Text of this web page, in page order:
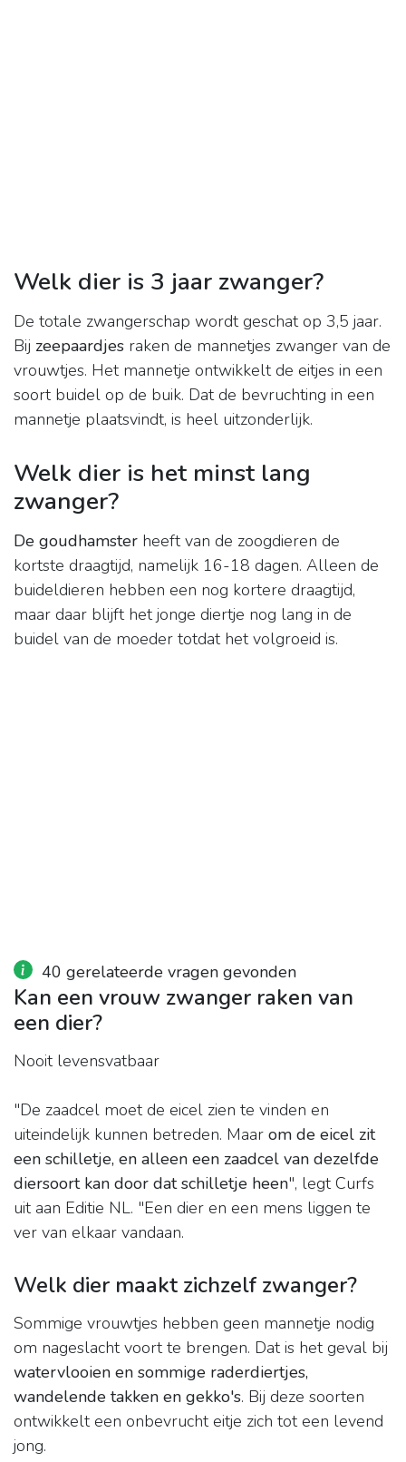
Welk dier is 3 jaar zwanger?
De totale zwangerschap wordt geschat op 3,5 jaar.
Bij zeepaardjes raken de mannetjes zwanger van de
vrouwtjes. Het mannetje ontwikkelt de eitjes in een
soort buidel op de buik. Dat de bevruchting in een
mannetje plaatsvindt, is heel uitzonderlijk.
Welk dier is het minst lang
zwanger?
De goudhamster heeft van de zoogdieren de
kortste draagtijd, namelijk 16-18 dagen. Alleen de
buideldieren hebben een nog kortere draagtijd,
maar daar blijft het jonge diertje nog lang in de
buidel van de moeder totdat het volgroeid is.
40 gerelateerde vragen gevonden
Kan een vrouw zwanger raken van
een dier?
Nooit levensvatbaar
"De zaadcel moet de eicel zien te vinden en
uiteindelijk kunnen betreden. Maar om de eicel zit
een schilletje, en alleen een zaadcel van dezelfde
diersoort kan door dat schilletje heen", legt Curfs
uit aan Editie NL. "Een dier en een mens liggen te
ver van elkaar vandaan.
Welk dier maakt zichzelf zwanger?
Sommige vrouwtjes hebben geen mannetje nodig
om nageslacht voort te brengen. Dat is het geval bij
watervlooien en sommige raderdiertjes,
wandelende takken en gekko's. Bij deze soorten
ontwikkelt een onbevrucht eitje zich tot een levend
jong.